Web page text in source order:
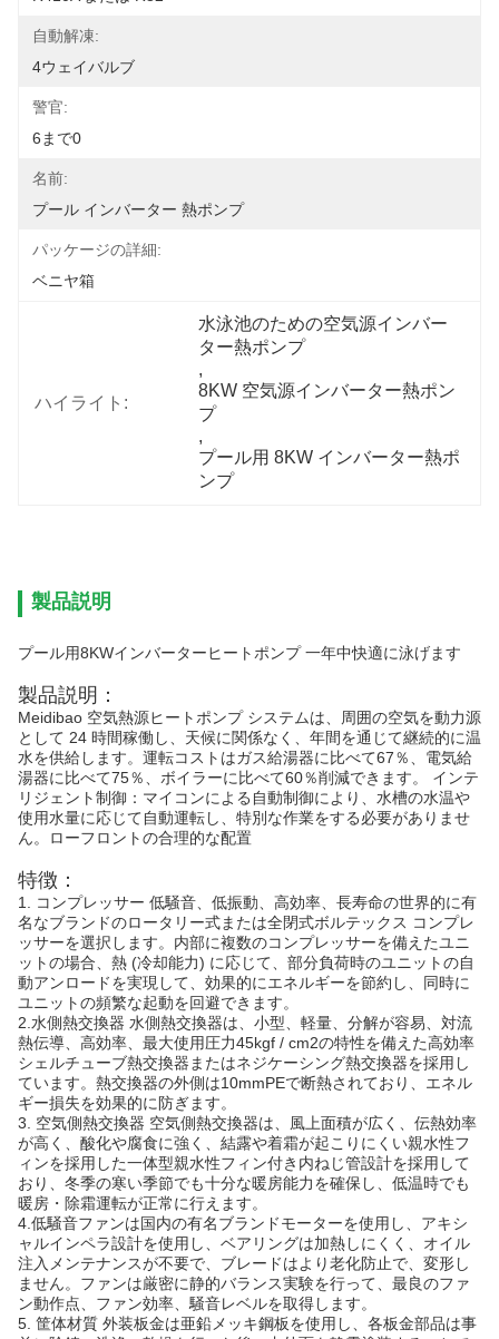
自動解凍:
4ウェイバルブ
警官:
6まで0
名前:
プール インバーター 熱ポンプ
パッケージの詳細:
ベニヤ箱
ハイライト:
水泳池のための空気源インバー
ター熱ポンプ
,
8KW 空気源インバーター熱ポン
プ
,
プール用 8KW インバーター熱ポ
ンプ
製品説明
プール用8KWインバーターヒートポンプ 一年中快適に泳げます
製品説明：
Meidibao 空気熱源ヒートポンプ システムは、周囲の空気を動力源
として 24 時間稼働し、天候に関係なく、年間を通じて継続的に温
水を供給します。運転コストはガス給湯器に比べて67％、電気給
湯器に比べて75％、ボイラーに比べて60％削減できます。 インテ
リジェント制御：マイコンによる自動制御により、水槽の水温や
使用水量に応じて自動運転し、特別な作業をする必要がありませ
ん。ローフロントの合理的な配置
特徴：
1. コンプレッサー 低騒音、低振動、高効率、長寿命の世界的に有
名なブランドのロータリー式または全閉式ボルテックス コンプレ
ッサーを選択します。内部に複数のコンプレッサーを備えたユニ
ットの場合、熱 (冷却能力) に応じて、部分負荷時のユニットの自
動アンロードを実現して、効果的にエネルギーを節約し、同時に
ユニットの頻繁な起動を回避できます。
2.水側熱交換器 水側熱交換器は、小型、軽量、分解が容易、対流
熱伝導、高効率、最大使用圧力45kgf / cm2の特性を備えた高効率
シェルチューブ熱交換器またはネジケーシング熱交換器を採用し
ています。熱交換器の外側は10mmPEで断熱されており、エネル
ギー損失を効果的に防ぎます。
3. 空気側熱交換器 空気側熱交換器は、風上面積が広く、伝熱効率
が高く、酸化や腐食に強く、結露や着霜が起こりにくい親水性フ
ィンを採用した一体型親水性フィン付き内ねじ管設計を採用して
おり、冬季の寒い季節でも十分な暖房能力を確保し、低温時でも
暖房・除霜運転が正常に行えます。
4.低騒音ファンは国内の有名ブランドモーターを使用し、アキシ
ャルインペラ設計を使用し、ベアリングは加熱しにくく、オイル
注入メンテナンスが不要で、ブレードはより老化防止で、変形し
ません。ファンは厳密に静的バランス実験を行って、最良のファ
ン動作点、ファン効率、騒音レベルを取得します。
5. 筐体材質 外装板金は亜鉛メッキ鋼板を使用し、各板金部品は事